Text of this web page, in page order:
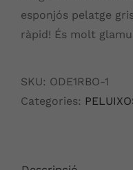
esponjós pelatge
ràpid! És molt
SKU: ODE1RBO-1
Categories: